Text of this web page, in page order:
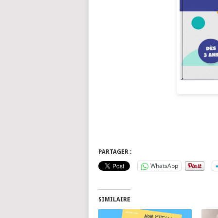
PARTAGER :
WhatsApp
SIMILAIRE